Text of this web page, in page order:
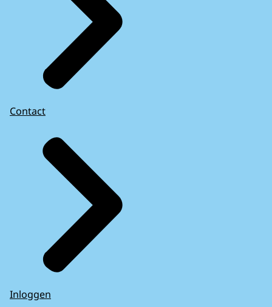
Contact
Inloggen